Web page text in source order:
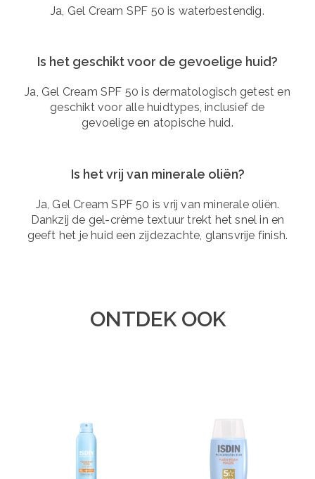
Ja, Gel Cream SPF 50 is waterbestendig.
Is het geschikt voor de gevoelige huid?
Ja, Gel Cream SPF 50 is dermatologisch getest en
geschikt voor alle huidtypes, inclusief de
gevoelige en atopische huid.
Is het vrij van minerale oliën?
Ja, Gel Cream SPF 50 is vrij van minerale oliën.
Dankzij de gel-crème textuur trekt het snel in en
geeft het je huid een zijdezachte, glansvrije finish.
ONTDEK OOK